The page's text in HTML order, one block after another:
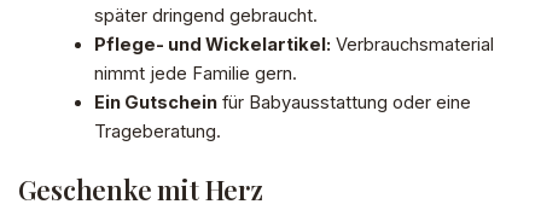
später dringend gebraucht.
Pflege- und Wickelartikel: Verbrauchsmaterial
nimmt jede Familie gern.
Ein Gutschein für Babyausstattung oder eine
Trageberatung.
Geschenke mit Herz